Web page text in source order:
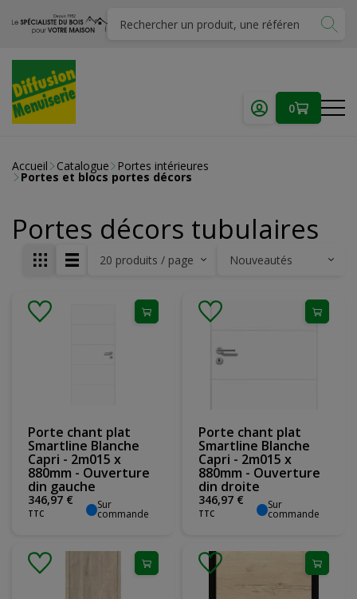
0
Accueil Catalogue Portes intérieures
Portes et blocs portes décors
Portes décors tubulaires
Porte chant plat
Smartline Blanche
Capri - 2m015 x
880mm - Ouverture
din gauche
346,97 €
TTC
Sur
commande
Porte chant plat
Smartline Blanche
Capri - 2m015 x
880mm - Ouverture
din droite
346,97 €
TTC
Sur
commande